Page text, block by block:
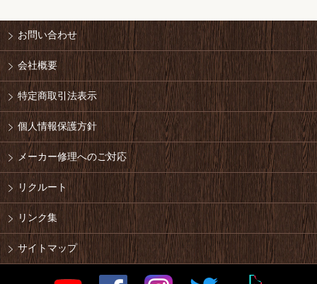
お問い合わせ
会社概要
特定商取引法表示
個人情報保護方針
メーカー修理へのご対応
リクルート
リンク集
サイトマップ